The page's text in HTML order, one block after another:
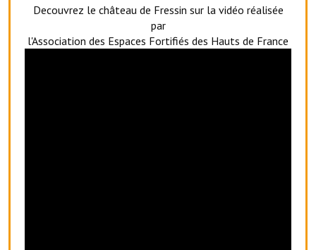
Decouvrez le château de Fressin sur la vidéo réalisée
par
l'Association des Espaces Fortifiés des Hauts de France